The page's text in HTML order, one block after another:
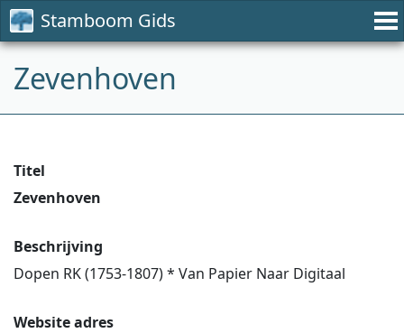
Stamboom Gids
Zevenhoven
Titel
Zevenhoven
Beschrijving
Dopen RK (1753-1807) * Van Papier Naar Digitaal
Website adres